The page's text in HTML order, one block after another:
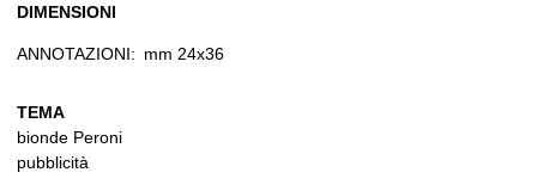
DIMENSIONI
ANNOTAZIONI: mm 24x36
TEMA
bionde Peroni
pubblicità